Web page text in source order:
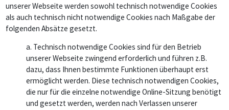
unserer Webseite werden sowohl technisch notwendige Cookies
als auch technisch nicht notwendige Cookies nach Maßgabe der
folgenden Absätze gesetzt.
a. Technisch notwendige Cookies sind für den Betrieb
unserer Webseite zwingend erforderlich und führen z.B.
dazu, dass Ihnen bestimmte Funktionen überhaupt erst
ermöglicht werden. Diese technisch notwendigen Cookies,
die nur für die einzelne notwendige Online-Sitzung benötigt
und gesetzt werden, werden nach Verlassen unserer